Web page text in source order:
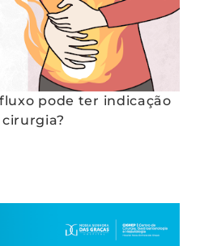
pode ter indicação